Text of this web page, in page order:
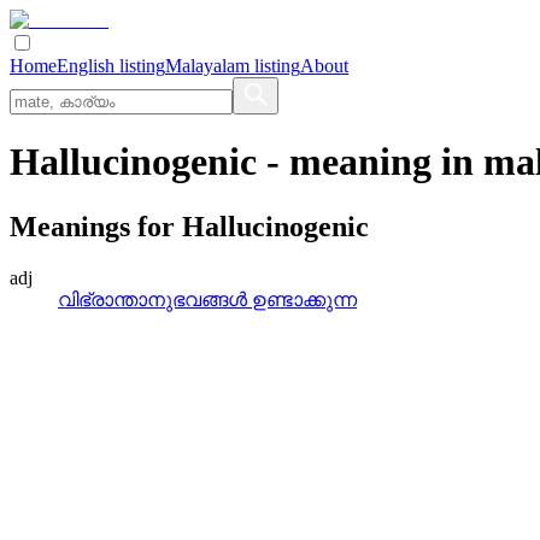
HomeEnglish listingMalayalam listingAbout
Hallucinogenic - meaning in
Meanings for Hallucinogenic
adj
വിഭ്രാന്താനുഭവങ്ങള്‍ ഉണ്ടാക്കുന്ന